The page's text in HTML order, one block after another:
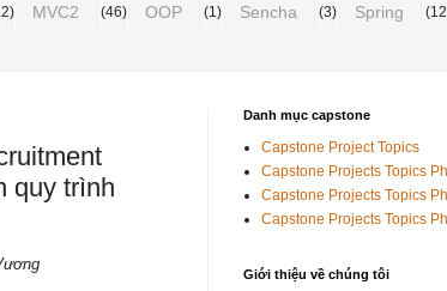
MVC2 (46) OOP (1) Sencha (3) Spring
quy trình
Danh mục capstone
Capstone Project Topics
Capstone Projects Topics
Capstone Projects Topics
Capstone Projects Topics
Giới thiệu về chúng tôi